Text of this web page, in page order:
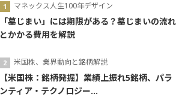
マネックス人生100年デザイン
「墓じまい」には期限がある？墓じまいの流れ
とかかる費用を解説
米国株、業界動向と銘柄解説
【米国株：銘柄発掘】業績上振れ5銘柄、パラ
ンティア・テクノロジー...